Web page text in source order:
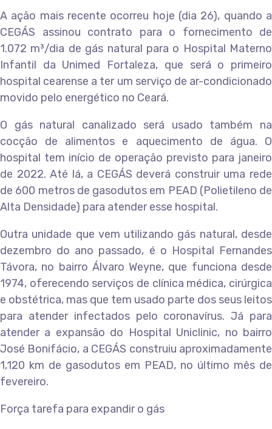
A ação mais recente ocorreu hoje (dia 26), quando a
CEGÁS assinou contrato para o fornecimento de
1.072 m³/dia de gás natural para o Hospital Materno
Infantil da Unimed Fortaleza, que será o primeiro
hospital cearense a ter um serviço de ar-condicionado
movido pelo energético no Ceará.
O gás natural canalizado será usado também na
cocção de alimentos e aquecimento de água. O
hospital tem início de operação previsto para janeiro
de 2022. Até lá, a CEGÁS deverá construir uma rede
de 600 metros de gasodutos em PEAD (Polietileno de
Alta Densidade) para atender esse hospital.
Outra unidade que vem utilizando gás natural, desde
dezembro do ano passado, é o Hospital Fernandes
Távora, no bairro Álvaro Weyne, que funciona desde
1974, oferecendo serviços de clínica médica, cirúrgica
e obstétrica, mas que tem usado parte dos seus leitos
para atender infectados pelo coronavírus. Já para
atender a expansão do Hospital Uniclinic, no bairro
José Bonifácio, a CEGÁS construiu aproximadamente
1,120 km de gasodutos em PEAD, no último mês de
fevereiro.
Força tarefa para expandir o gás